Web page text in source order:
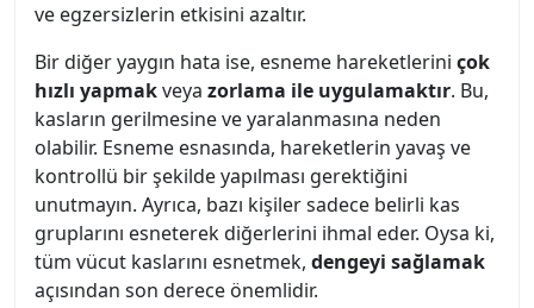
ve egzersizlerin etkisini azaltır.
Bir diğer yaygın hata ise, esneme hareketlerini çok
hızlı yapmakveya zorlama ile uygulamaktır. Bu,
kasların gerilmesine ve yaralanmasına neden
olabilir. Esneme esnasında, hareketlerin yavaş ve
kontrollü bir şekilde yapılması gerektiğini
unutmayın. Ayrıca, bazı kişiler sadece belirli kas
gruplarını esneterek diğerlerini ihmal eder. Oysa ki,
tüm vücut kaslarını esnetmek, dengeyi sağlamak
açısından son derece önemlidir.